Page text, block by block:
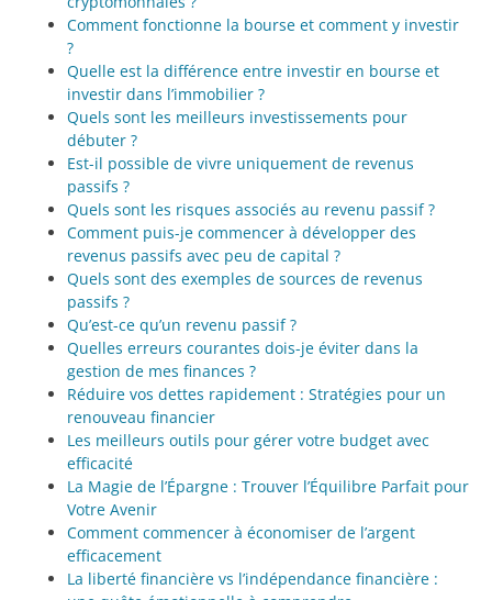
Comment fonctionne la bourse et comment y investir
?
Quelle est la différence entre investir en bourse et
investir dans l’immobilier ?
Quels sont les meilleurs investissements pour
débuter ?
Est-il possible de vivre uniquement de revenus
passifs ?
Quels sont les risques associés au revenu passif ?
Comment puis-je commencer à développer des
revenus passifs avec peu de capital ?
Quels sont des exemples de sources de revenus
passifs ?
Qu’est-ce qu’un revenu passif ?
Quelles erreurs courantes dois-je éviter dans la
gestion de mes finances ?
Réduire vos dettes rapidement : Stratégies pour un
renouveau financier
Les meilleurs outils pour gérer votre budget avec
efficacité
La Magie de l’Épargne : Trouver l’Équilibre Parfait pour
Votre Avenir
Comment commencer à économiser de l’argent
efficacement
La liberté financière vs l’indépendance financière :